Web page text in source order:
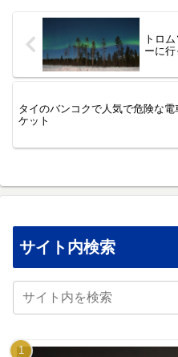
トロ
ーに行
タイのバンコクで人気で危険な電
ケット
サイト内検索